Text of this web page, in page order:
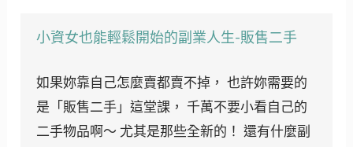
小資女也能輕鬆開始的副業人生-販售二手
如果妳靠自己怎麼賣都賣不掉， 也許妳需要的
是「販售二手」這堂課， 千萬不要小看自己的
二手物品啊～ 尤其是那些全新的！ 還有什麼副